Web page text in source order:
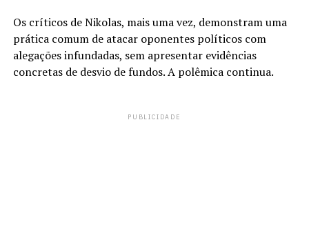
Os críticos de Nikolas, mais uma vez, demonstram uma
prática comum de atacar oponentes políticos com
alegações infundadas, sem apresentar evidências
concretas de desvio de fundos. A polêmica continua.
PUBLICIDADE